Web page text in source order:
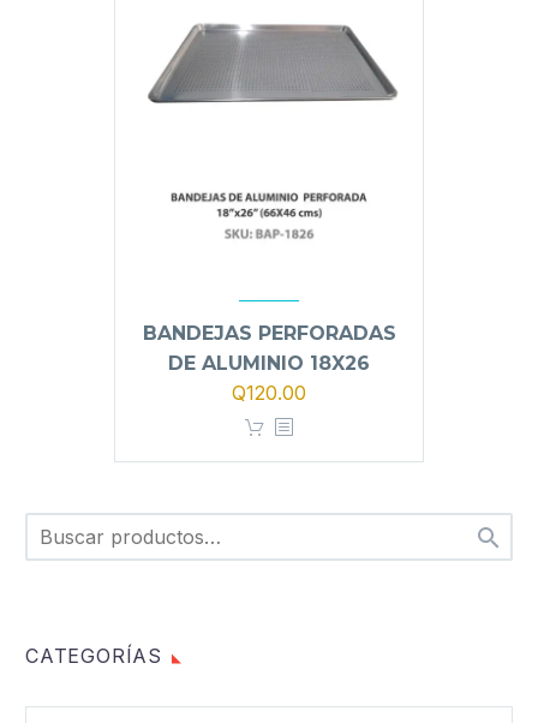
BANDEJAS PERFORADAS
DE ALUMINIO 18X26
Q120.00

CATEGORÍAS